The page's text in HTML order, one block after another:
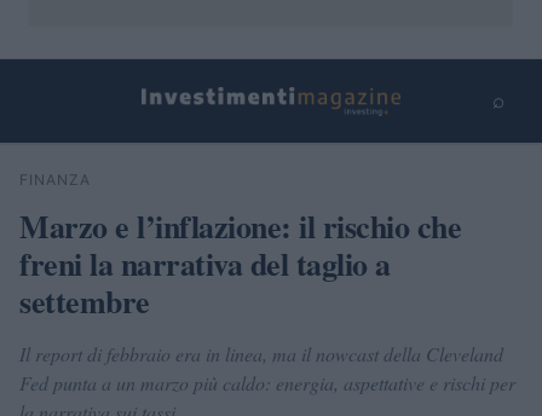
⌕
Cerca
FINANZA
Marzo e l’inflazione: il rischio che
freni la narrativa del taglio a
settembre
Il report di febbraio era in linea, ma il nowcast della Cleveland
Fed punta a un marzo più caldo: energia, aspettative e rischi per